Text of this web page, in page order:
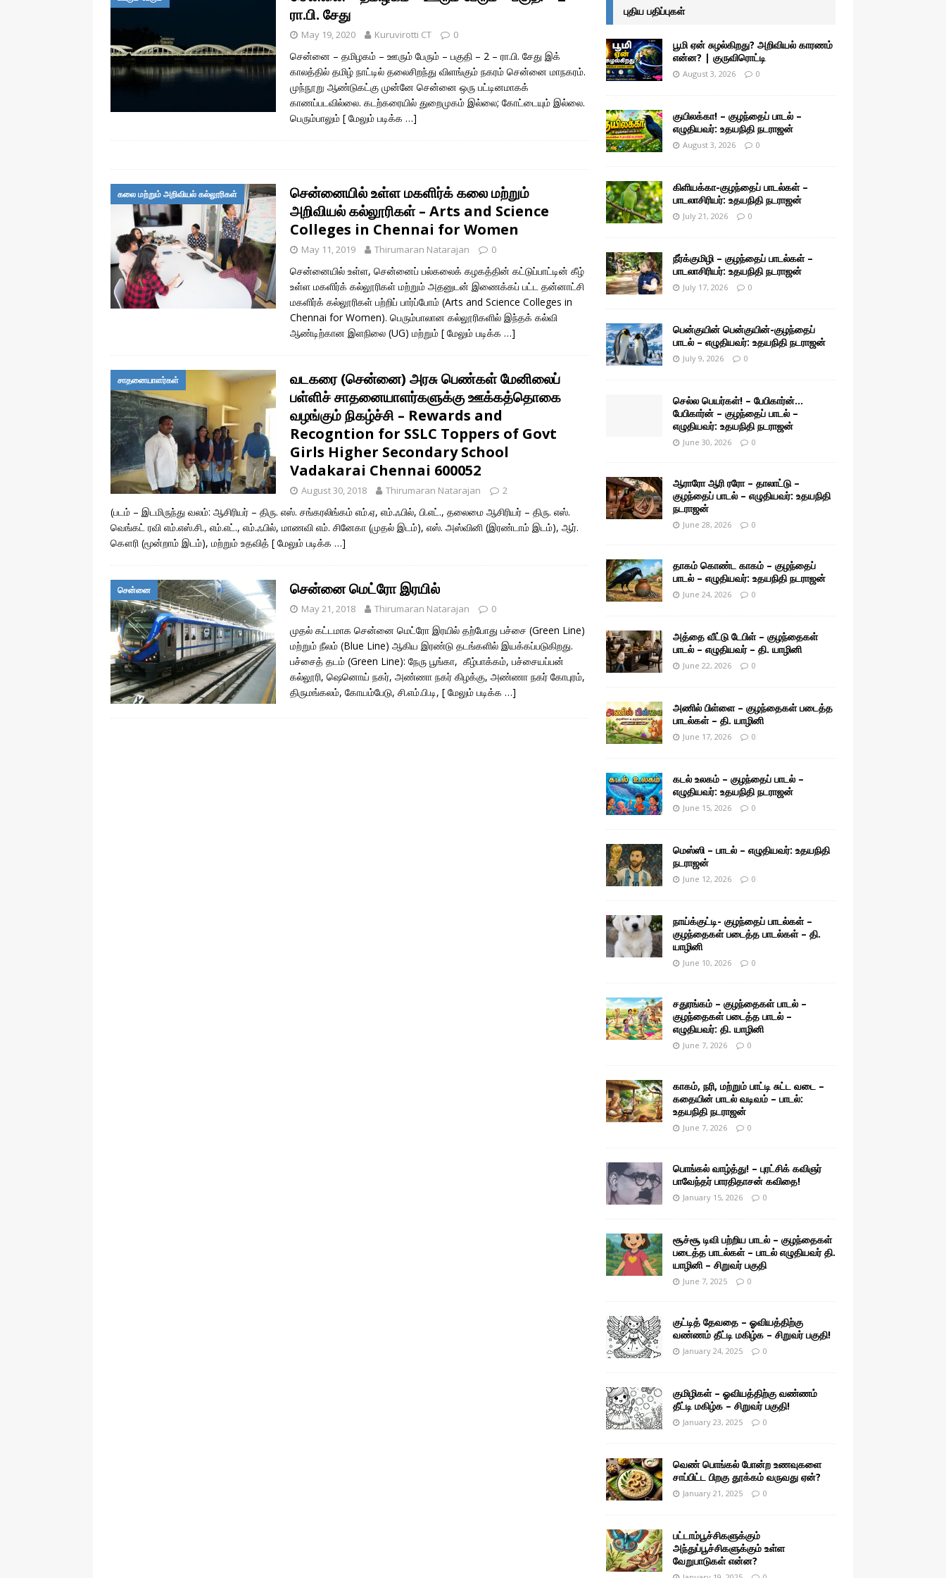
ரா.பி. சேது
May 19, 2020 Kuruvirotti CT 0
சென்னை – தமிழகம் – ஊரும் பேரும் – பகுதி – 2 – ரா.பி. சேது இக்
காலத்தில் தமிழ் நாட்டில் தலைசிறந்து விளங்கும் நகரம் சென்னை மாநகரம்.
முந்நூறு ஆண்டுகட்கு முன்னே சென்னை ஒரு பட்டினமாகக்
காணப்படவில்லை. கடற்கரையில் துறைமுகம் இல்லை; கோட்டையும் இல்லை.
பெரும்பாலும் [ மேலும் படிக்க …]
கலை மற்றும் அறிவியல் கல்லூரிகள்
சென்னையில் உள்ள மகளிர்க் கலை மற்றும்
அறிவியல் கல்லூரிகள் – Arts and Science
Colleges in Chennai for Women
May 11, 2019 Thirumaran Natarajan 0
சென்னையில் உள்ள, சென்னைப் பல்கலைக் கழகத்தின் கட்டுப்பாட்டின் கீழ்
உள்ள மகளிர்க் கல்லூரிகள் மற்றும் அதனுடன் இணைக்கப் பட்ட தன்னாட்சி
மகளிர்க் கல்லூரிகள் பற்றிப் பார்ப்போம் (Arts and Science Colleges in
Chennai for Women). பெரும்பாலான கல்லூரிகளில் இந்தக் கல்வி
ஆண்டிற்கான இளநிலை (UG) மற்றும் [ மேலும் படிக்க …]
சாதனையாளர்கள்
வடகரை (சென்னை) அரசு பெண்கள் மேனிலைப்
பள்ளிச் சாதனையாளர்களுக்கு ஊக்கத்தொகை
வழங்கும் நிகழ்ச்சி – Rewards and
Recogntion for SSLC Toppers of Govt
Girls Higher Secondary School
Vadakarai Chennai 600052
August 30, 2018 Thirumaran Natarajan 2
(படம் – இடமிருந்து வலம்: ஆசிரியர் – திரு. எஸ். சங்கரலிங்கம் எம்.ஏ, எம்.ஃபில், பி.எட்., தலைமை ஆசிரியர் – திரு. எஸ்.
வெங்கட் ரவி எம்.எஸ்.சி., எம்.எட்., எம்.ஃபில், மாணவி எம். சினேகா (முதல் இடம்), எஸ். அஸ்வினி (இரண்டாம் இடம்), ஆர்.
கௌரி (மூன்றாம் இடம்), மற்றும் உதவித் [ மேலும் படிக்க …]
சென்னை சென்னை மெட்ரோ இரயில்
May 21, 2018 Thirumaran Natarajan 0
முதல் கட்டமாக சென்னை மெட்ரோ இரயில் தற்போது பச்சை (Green Line)
மற்றும் நீலம் (Blue Line) ஆகிய இரண்டு தடங்களில் இயக்கப்படுகிறது.
பச்சைத் தடம் (Green Line): நேரு பூங்கா, கீழ்பாக்கம், பச்சையப்பன்
கல்லூரி, ஷெனொய் நகர், அண்ணா நகர் கிழக்கு, அண்ணா நகர் கோபுரம்,
திருமங்கலம், கோயம்பேடு, சி.எம்.பி.டி, [ மேலும் படிக்க …]
புதிய பதிப்புகள்
பூமி ஏன் சுழல்கிறது? அறிவியல் காரணம்
என்ன? | குருவிரொட்டி
August 3, 2026 0
குயிலக்கா! – குழந்தைப் பாடல் –
எழுதியவர்: உதயநிதி நடராஜன்
August 3, 2026 0
கிளியக்கா-குழந்தைப் பாடல்கள் –
பாடலாசிரியர்: உதயநிதி நடராஜன்
July 21, 2026 0
நீர்க்குமிழி – குழந்தைப் பாடல்கள் –
பாடலாசிரியர்: உதயநிதி நடராஜன்
July 17, 2026 0
பென்குயின் பென்குயின்-குழந்தைப்
பாடல் – எழுதியவர்: உதயநிதி நடராஜன்
July 9, 2026 0
செல்ல பெயர்கள்! – பேபிகார்ன்…
பேபிகார்ன் – குழந்தைப் பாடல் –
எழுதியவர்: உதயநிதி நடராஜன்
June 30, 2026 0
ஆராரோ ஆரி ரரோ – தாலாட்டு –
குழந்தைப் பாடல் – எழுதியவர்: உதயநிதி
நடராஜன்
June 28, 2026 0
தாகம் கொண்ட காகம் – குழந்தைப்
பாடல் – எழுதியவர்: உதயநிதி நடராஜன்
June 24, 2026 0
அத்தை வீட்டு டேபிள் – குழந்தைகள்
பாடல் – எழுதியவர் – தி. யாழினி
June 22, 2026 0
அணில் பிள்ளை – குழந்தைகள் படைத்த
பாடல்கள் – தி. யாழினி
June 17, 2026 0
கடல் உலகம் – குழந்தைப் பாடல் –
எழுதியவர்: உதயநிதி நடராஜன்
June 15, 2026 0
மெஸ்ஸி – பாடல் – எழுதியவர்: உதயநிதி
நடராஜன்
June 12, 2026 0
நாய்க்குட்டி- குழந்தைப் பாடல்கள் –
குழந்தைகள் படைத்த பாடல்கள் – தி.
யாழினி
June 10, 2026 0
சதுரங்கம் – குழந்தைகள் பாடல் –
குழந்தைகள் படைத்த பாடல் –
எழுதியவர்: தி. யாழினி
June 7, 2026 0
காகம், நரி, மற்றும் பாட்டி சுட்ட வடை –
கதையின் பாடல் வடிவம் – பாடல்:
உதயநிதி நடராஜன்
June 7, 2026 0
பொங்கல் வாழ்த்து! – புரட்சிக் கவிஞர்
பாவேந்தர் பாரதிதாசன் கவிதை!
January 15, 2026 0
சூச்சூ டிவி பற்றிய பாடல் – குழந்தைகள்
படைத்த பாடல்கள் – பாடல் எழுதியவர் தி.
யாழினி – சிறுவர் பகுதி
June 7, 2025 0
குட்டித் தேவதை – ஓவியத்திற்கு
வண்ணம் தீட்டி மகிழ்க – சிறுவர் பகுதி!
January 24, 2025 0
குமிழிகள் – ஓவியத்திற்கு வண்ணம்
தீட்டி மகிழ்க – சிறுவர் பகுதி!
January 23, 2025 0
வெண் பொங்கல் போன்ற உணவுகளை
சாப்பிட்ட பிறகு தூக்கம் வருவது ஏன்?
January 21, 2025 0
பட்டாம்பூச்சிகளுக்கும்
அந்துப்பூச்சிகளுக்கும் உள்ள
வேறுபாடுகள் என்ன?